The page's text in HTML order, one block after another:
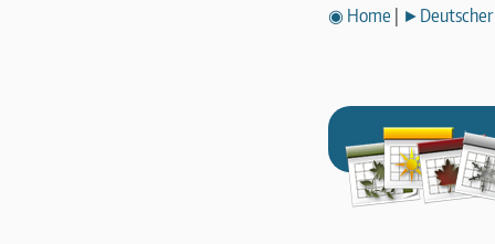
◉ Home ►Deutscher